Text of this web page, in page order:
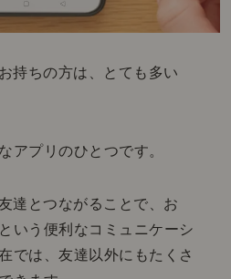
持ちの方は、とても多い
アプリのひとつです。
達とつながることで、お
いう便利なコミュニケーシ
では、友達以外にもたくさ